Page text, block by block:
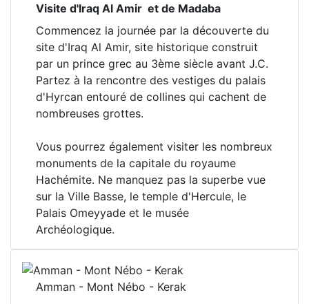
Visite d'Iraq Al Amir et de Madaba
Commencez la journée par la découverte du
site d'Iraq Al Amir, site historique construit
par un prince grec au 3ème siècle avant J.C.
Partez à la rencontre des vestiges du palais
d'Hyrcan entouré de collines qui cachent de
nombreuses grottes.
Vous pourrez également visiter les nombreux
monuments de la capitale du royaume
Hachémite. Ne manquez pas la superbe vue
sur la Ville Basse, le temple d'Hercule, le
Palais Omeyyade et le musée
Archéologique.
Amman - Mont Nébo - Kerak